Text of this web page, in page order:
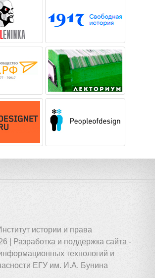
истории и права
| Разработка и поддержка сайта -
технологий и
ЕГУ им. И.А. Бунина